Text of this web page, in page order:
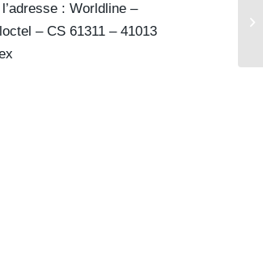
: Worldline –
– CS 61311 – 41013